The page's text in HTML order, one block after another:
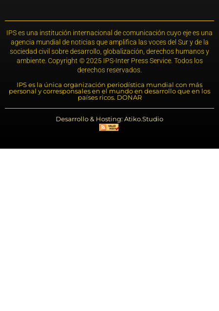
IPS es una institución internacional de comunicación cuyo eje es una
agencia mundial de noticias que amplifica las voces del Sur y de la
sociedad civil sobre desarrollo, globalización, derechos humanos y
ambiente. Copyright © 2025 IPS-Inter Press Service. Todos los
derechos reservados.
IPS es la única organización periodística mundial con más
personal y corresponsales en el mundo en desarrollo que en los
países ricos. DONAR
Desarrollo & Hosting: Atiko.Studio